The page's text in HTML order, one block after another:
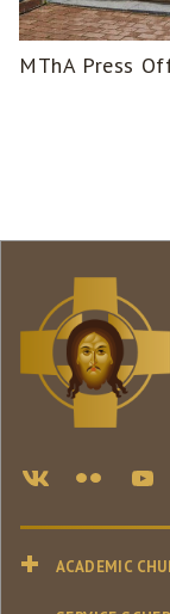
MThA Press
ACADEMIC